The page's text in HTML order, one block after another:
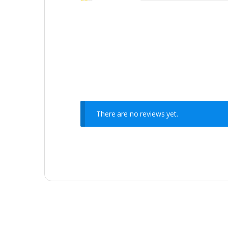
There are no reviews yet.